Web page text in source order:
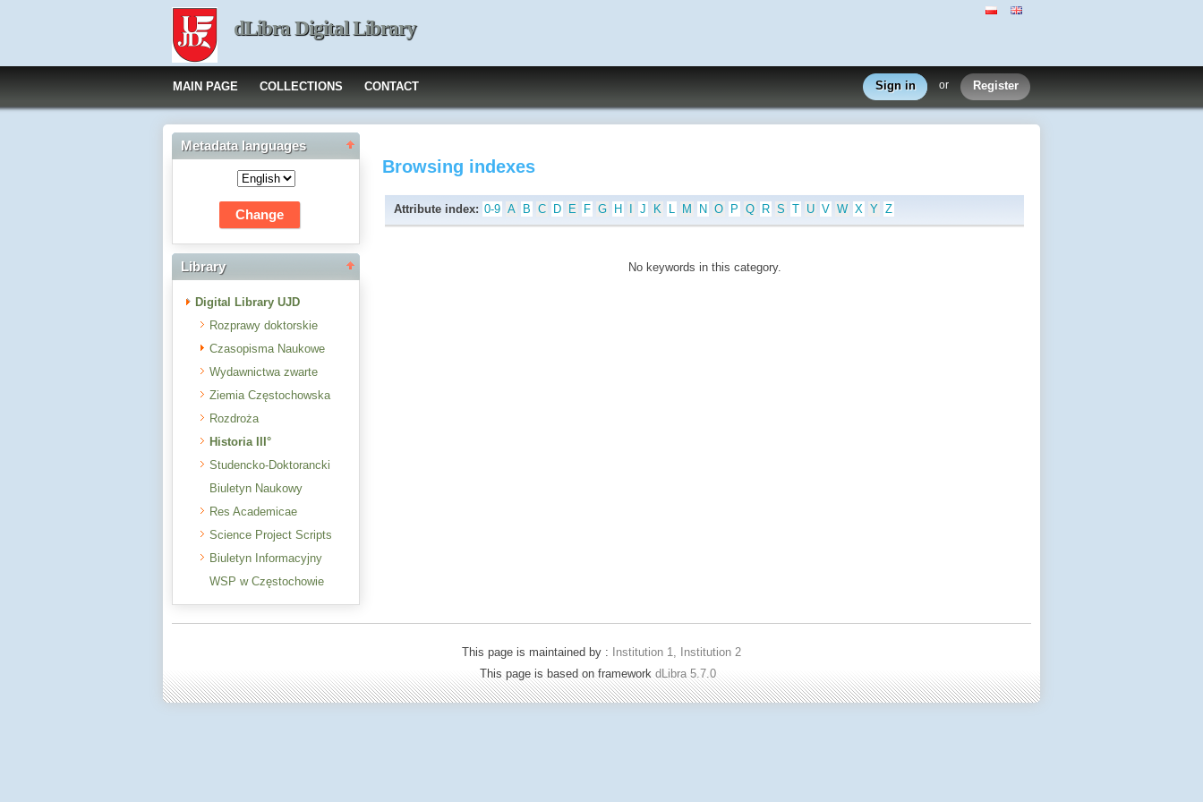
dLibra Digital Library
MAIN PAGE COLLECTIONS CONTACT Sign in or Register
Metadata languages
Library
Digital Library UJD
Rozprawy doktorskie
Czasopisma Naukowe
Wydawnictwa zwarte
Ziemia Częstochowska
Rozdroża
Historia III°
Studencko-Doktorancki
Biuletyn Naukowy
Res Academicae
Science Project Scripts
Biuletyn Informacyjny
WSP w Częstochowie
Browsing indexes
Attribute index: 0-9 A B C D E F G H J K L M N O P Q R S T U V W X Y Z
No keywords in this category.
This page is maintained by :
Institution 1, Institution 2
This page is based on framework dLibra 5.7.0